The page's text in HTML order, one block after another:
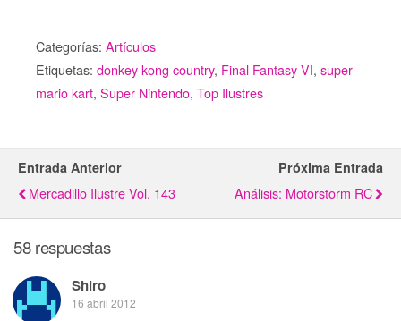
Categorías: Artículos
Etiquetas: donkey kong country, Final Fantasy VI, super
mario kart, Super Nintendo, Top Ilustres
Entrada Anterior
Mercadillo Ilustre Vol. 143
Próxima Entrada
Análisis: Motorstorm RC
58 respuestas
Shiro
16 abril 2012